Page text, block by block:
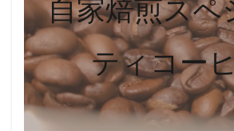
自家焙煎スペ
ティコー